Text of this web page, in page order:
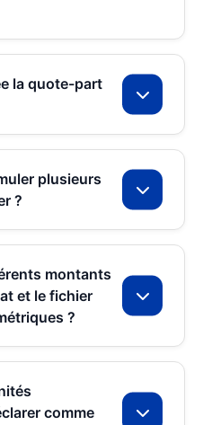
la quote-part
plusieurs
?
montants
et le fichier
?
comme